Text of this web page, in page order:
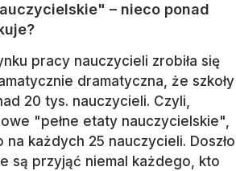
– nieco ponad
pracy nauczycieli zrobiła się
dramatyczna, że szkoły
20 tys. nauczycieli. Czyli,
"pełne etaty nauczycielskie",
każdych 25 nauczycieli. Doszło
są przyjąć niemal każdego, kto